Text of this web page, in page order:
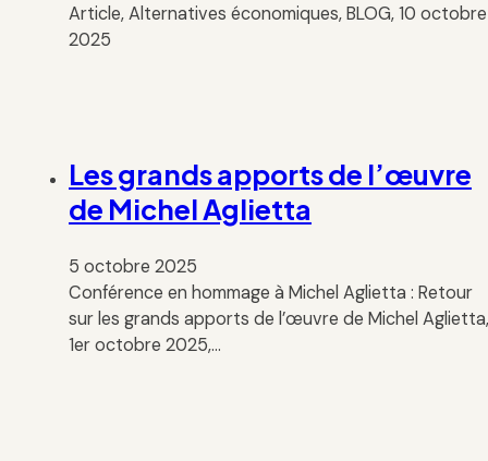
Article, Alternatives économiques, BLOG, 10 octobre
2025
Les grands apports de l’œuvre
de Michel Aglietta
5 octobre 2025
Conférence en hommage à Michel Aglietta : Retour
sur les grands apports de l’œuvre de Michel Aglietta,
1er octobre 2025,…